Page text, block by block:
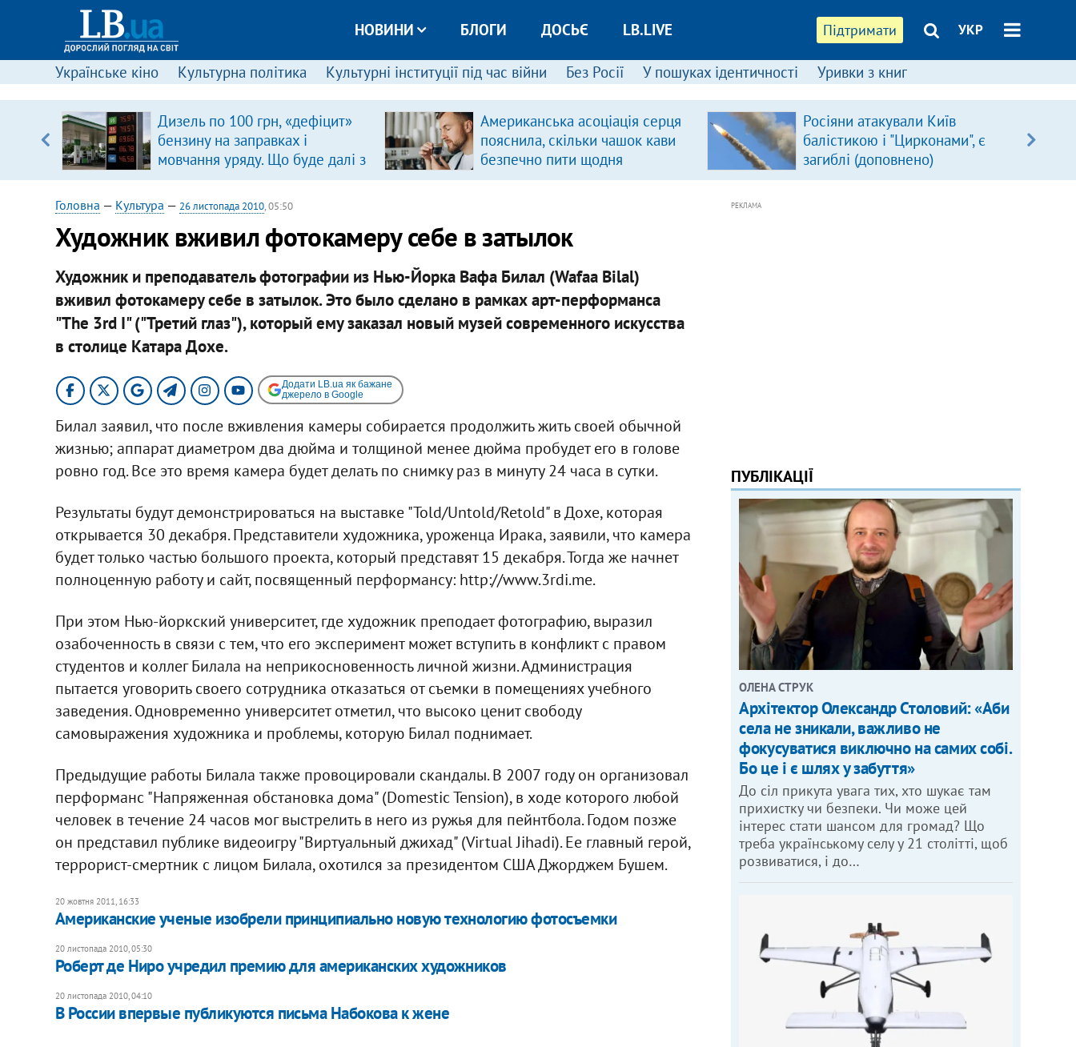
Підтримати УКР
НОВИНИ БЛОГИ ДОСЬЄ LB.LIVE
Українське кіно Культурна політика Культурні інституції під час війни Без Росії У пошуках ідентичності Уривки з книг
Дизель по 100 грн, «дефіцит»
бензину на заправках і
мовчання уряду. Що буде далі з
цінами на пальне?
Американська асоціація серця
пояснила, скільки чашок кави
безпечно пити щодня
Росіяни атакували Київ
балістикою і "Цирконами", є
загиблі (доповнено)
Головна — Культура — 26 листопада 2010, 05:50
Художник вживил фотокамеру себе в затылок
Художник и преподаватель фотографии из Нью-Йорка Вафа Билал (Wafaa Bilal)
вживил фотокамеру себе в затылок. Это было сделано в рамках арт-перформанса
"The 3rd I" ("Третий глаз"), который ему заказал новый музей современного искусства
в столице Катара Дохе.
Додати LB.ua як бажане
джерело в Google
Билал заявил, что после вживления камеры собирается продолжить жить своей обычной
жизнью; аппарат диаметром два дюйма и толщиной менее дюйма пробудет его в голове
ровно год. Все это время камера будет делать по снимку раз в минуту 24 часа в сутки.
Результаты будут демонстрироваться на выставке "Told/Untold/Retold" в Дохе, которая
открывается 30 декабря. Представители художника, уроженца Ирака, заявили, что камера
будет только частью большого проекта, который представят 15 декабря. Тогда же начнет
полноценную работу и сайт, посвященный перформансу: http://www.3rdi.me.
При этом Нью-йоркский университет, где художник преподает фотографию, выразил
озабоченность в связи с тем, что его эксперимент может вступить в конфликт с правом
студентов и коллег Билала на неприкосновенность личной жизни. Администрация
пытается уговорить своего сотрудника отказаться от съемки в помещениях учебного
заведения. Одновременно университет отметил, что высоко ценит свободу
самовыражения художника и проблемы, которую Билал поднимает.
Предыдущие работы Билала также провоцировали скандалы. В 2007 году он организовал
перформанс "Напряженная обстановка дома" (Domestic Tension), в ходе которого любой
человек в течение 24 часов мог выстрелить в него из ружья для пейнтбола. Годом позже
он представил публике видеоигру "Виртуальный джихад" (Virtual Jihadi). Ее главный герой,
террорист-смертник с лицом Билала, охотился за президентом США Джорджем Бушем.
20 жовтня 2011, 16:33
Американские ученые изобрели принципиально новую технологию фотосъемки
20 листопада 2010, 05:30
Роберт де Ниро учредил премию для американских художников
20 листопада 2010, 04:10
В России впервые публикуются письма Набокова к жене
РЕКЛАМА
ПУБЛІКАЦІЇ
ОЛЕНА СТРУК
Архітектор Олександр Столовий: «Аби
села не зникали, важливо не
фокусуватися виключно на самих собі.
Бо це і є шлях у забуття»
До сіл прикута увага тих, хто шукає там
прихистку чи безпеки. Чи може цей
інтерес стати шансом для громад? Що
треба українському селу у 21 столітті, щоб
розвиватися, і до…